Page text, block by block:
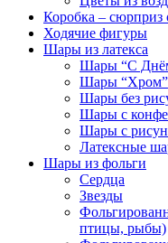
Коробка – сюрприз
Ходячие фигуры
Шары из латекса
Шары “С
Шары “Хром”
Шары без
Шары с
Шары с
Латексные
Шары из фольги
Сердца
Звезды
птицы, рыбы)